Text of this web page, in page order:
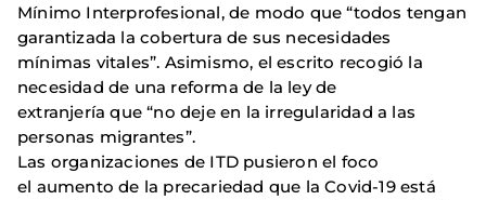
Mínimo Interprofesional, de modo que “todos tengan
garantizada la cobertura de sus necesidades
mínimas vitales”. Asimismo, el escrito recogió la
necesidad de una reforma de la ley de
extranjería que “no deje en la irregularidad a las
personas migrantes”.
Las organizaciones de ITD pusieron el foco
el aumento de la precariedad que la Covid-19 está